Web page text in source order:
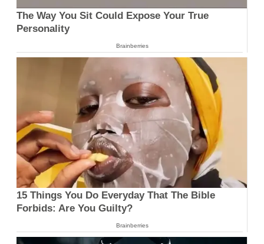
The Way You Sit Could Expose Your True
Personality
Brainberries
15 Things You Do Everyday That The Bible
Forbids: Are You Guilty?
Brainberries